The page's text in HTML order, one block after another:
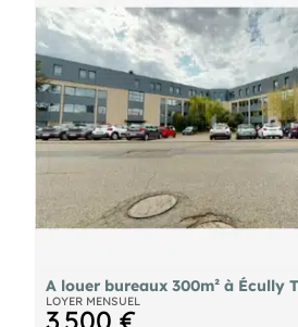
A louer bureaux 300m² à Écully
LOYER MENSUEL
3 500 €